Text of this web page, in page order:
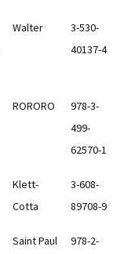
Walter
3-530-
40137-4
RORORO
978-3-
499-
62570-1
Klett-
Cotta
3-608-
89708-9
Saint Paul
978-2-